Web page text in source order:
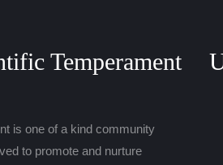
Temperament
is one of a kind community
to promote and nurture